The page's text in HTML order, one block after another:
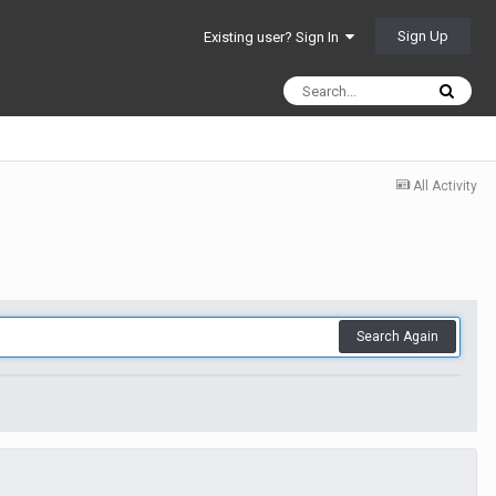
Existing user? Sign In Sign Up
All Activity
Search Again